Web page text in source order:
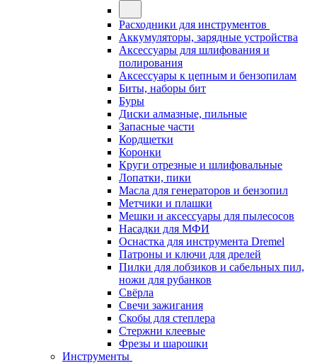
Расходники для инструментов
Аккумуляторы, зарядные устройства
Аксессуары для шлифования и
полирования
Аксессуары к цепным и бензопилам
Биты, наборы бит
Буры
Диски алмазные, пильные
Запасные части
Кордщетки
Коронки
Круги отрезные и шлифовальные
Лопатки, пики
Масла для генераторов и бензопил
Метчики и плашки
Мешки и аксессуары для пылесосов
Насадки для МФИ
Оснастка для инструмента Dremel
Патроны и ключи для дрелей
Пилки для лобзиков и сабельных пил,
ножи для рубанков
Свёрла
Свечи зажигания
Скобы для степлера
Стержни клеевые
Фрезы и шарошки
Инструменты